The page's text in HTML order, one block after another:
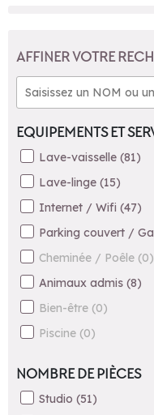
AFFINER VOTRE
EQUIPEMENTS ET
Lave-vaisselle (81)
Lave-linge (15)
Internet / Wifi (47)
Parking couvert /
Cheminée / Poêle (0)
Animaux admis (8)
Bien-être (0)
Piscine (0)
NOMBRE DE PIÈCES
Studio (51)